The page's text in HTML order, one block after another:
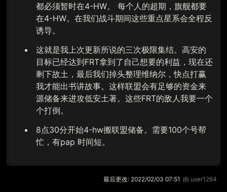
都必须暂时在4-HW。 每个人的超期，旗舰都要
在4-HW。在我们战斗期间这些重点星系会全程反
诱导。
这就是我上次更新所说的三次极限集结。高安的
目标已经达到FRT拿到了自己想要的利益，现在还
剩下故土，最后我们掉头整理维纳尔，快点打赢
我才能出书讲故事。这样联盟会有足够的资金来
源储备来进攻低安土著。这些FRT的敌人我要一个
个打倒。
8点30分开始4-hw搬联盟储备。需要100个号帮
忙，有pap 时间短。
最后更改: 2022/02/03 07:51 由 user1264